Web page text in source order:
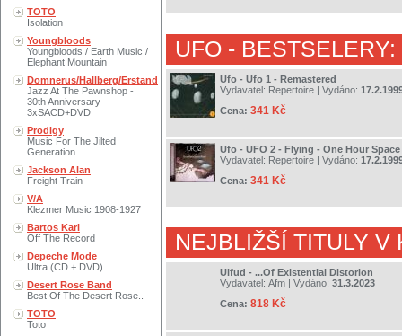
TOTO
Isolation
Youngbloods
Youngbloods / Earth Music /
Elephant Mountain
Domnerus/Hallberg/Erstand
Jazz At The Pawnshop -
30th Anniversary
3xSACD+DVD
Prodigy
Music For The Jilted
Generation
Jackson Alan
Freight Train
V/A
Klezmer Music 1908-1927
Bartos Karl
Off The Record
Depeche Mode
Ultra (CD + DVD)
Desert Rose Band
Best Of The Desert Rose..
TOTO
Toto
UFO - BESTSELERY:
Ufo - Ufo 1 - Remastered
Vydavatel: Repertoire | Vydáno:
Cena: 341 Kč
Ufo - UFO 2 - Flying - One Hour
Vydavatel: Repertoire | Vydáno:
Cena: 341 Kč
NEJBLIŽŠÍ TITULY V
Ulfud - ...Of Existential Distorion
Vydavatel: Afm | Vydáno: 31.3.2023
Cena: 818 Kč